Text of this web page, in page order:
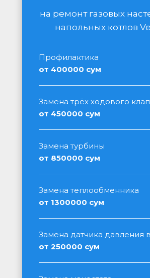
на ремонт газовых
напольных котлов
Профилактика
от 400000 сум
Замена трёх ходового
от 450000 сум
Замена турбины
от 850000 сум
Замена теплообменника
от 1300000 сум
Замена датчика давления
от 250000 сум